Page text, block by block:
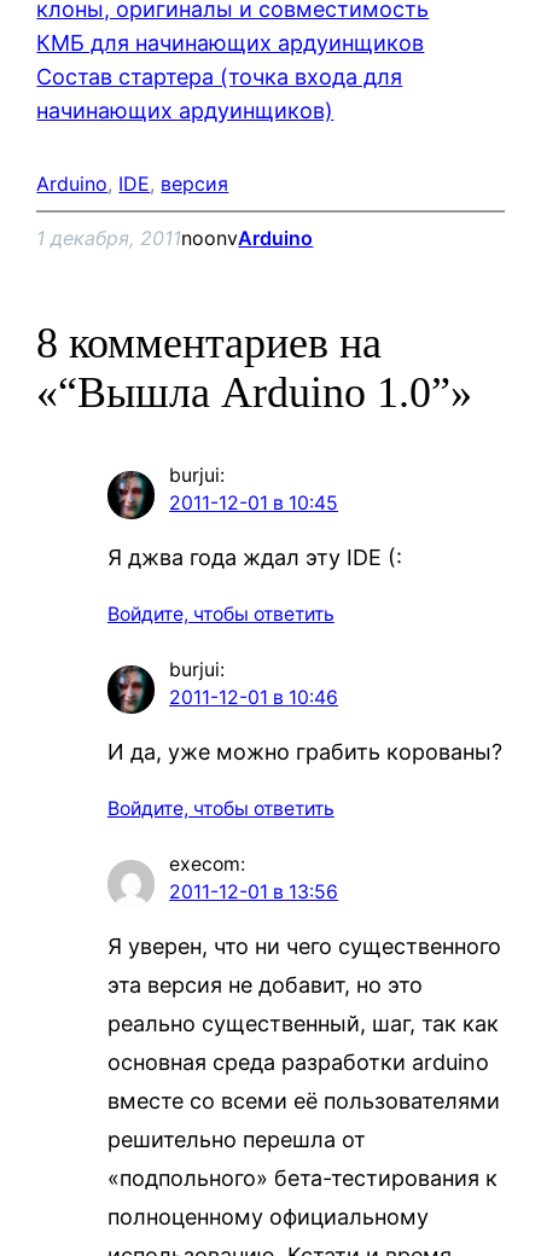
клоны, оригиналы и совместимость
КМБ для начинающих ардуинщиков
Состав стартера (точка входа для
начинающих ардуинщиков)
Arduino, IDE, версия
1 декабря, 2011noonvArduino
8 комментариев на
«“Вышла Arduino 1.0”»
burjui:
2011-12-01 в 10:45
Я джва года ждал эту IDE (:
Войдите, чтобы ответить
burjui:
2011-12-01 в 10:46
И да, уже можно грабить корованы?
Войдите, чтобы ответить
execom:
2011-12-01 в 13:56
Я уверен, что ни чего существенного
эта версия не добавит, но это
реально существенный, шаг, так как
основная среда разработки arduino
вместе со всеми её пользователями
решительно перешла от
«подпольного» бета-тестирования к
полноценному официальному